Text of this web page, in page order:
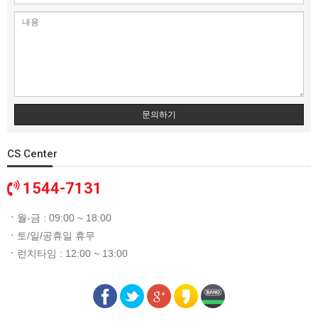
문의하기
CS Center
1544-7131
ㆍ 월-금 : 09:00 ~ 18:00
ㆍ 토/일/공휴일 휴무
ㆍ 런치타임 : 12:00 ~ 13:00